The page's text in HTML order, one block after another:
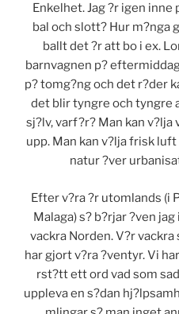
Enkelhet. Jag ?r igen
bal och slott? Hur m?nga
ballt det ?r att bo i ex.
barnvagnen p?
p? tomg?ng och det r?der
det blir tyngre och tyngre
sj?lv, varf?r? Man kan v?lja
upp. Man kan v?lja frisk
natur ?ver
Efter v?ra ?r utomlands (i
Malaga) s? b?rjar ?ven
vackra Norden. V?r vackra
har gjort v?ra ?ventyr. Vi
rst?tt ett ord vad som
uppleva en s?dan